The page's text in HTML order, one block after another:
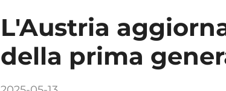
L'Austria
della prima